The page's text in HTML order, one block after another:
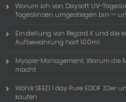
Warum ich von Daysoft UV-
Tageslinsen umgestiegen bin —
Einstellung von Regard K und die
Aufbewahrung hart 100ml
Myopie-Management: Warum die
macht
Wöhlk SEED 1 day Pure EDOF
kaufen